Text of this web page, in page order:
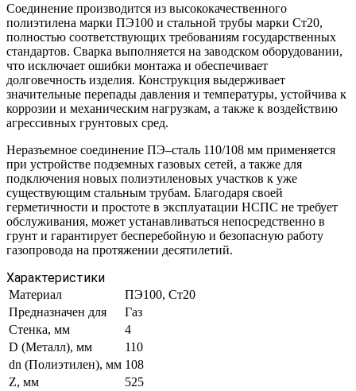
Соединение производится из высококачественного
полиэтилена марки ПЭ100 и стальной трубы марки Ст20,
полностью соответствующих требованиям государственных
стандартов. Сварка выполняется на заводском оборудовании,
что исключает ошибки монтажа и обеспечивает
долговечность изделия. Конструкция выдерживает
значительные перепады давления и температуры, устойчива к
коррозии и механическим нагрузкам, а также к воздействию
агрессивных грунтовых сред.
Неразъемное соединение ПЭ–сталь 110/108 мм применяется
при устройстве подземных газовых сетей, а также для
подключения новых полиэтиленовых участков к уже
существующим стальным трубам. Благодаря своей
герметичности и простоте в эксплуатации НСПС не требует
обслуживания, может устанавливаться непосредственно в
грунт и гарантирует бесперебойную и безопасную работу
газопровода на протяжении десятилетий.
Характеристики
Материал
ПЭ100, Ст20
Предназначен для
Газ
Стенка, мм
4
D (Металл), мм
110
dn (Полиэтилен), мм 108
Z, мм
525